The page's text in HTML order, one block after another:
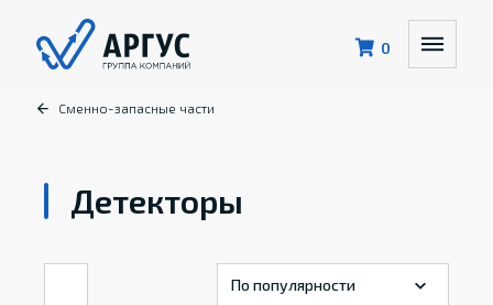
0
Сменно-запасные части
Детекторы